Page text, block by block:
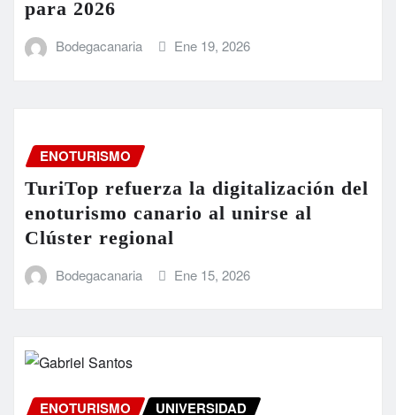
para 2026
Bodegacanaria Ene 19, 2026
ENOTURISMO
TuriTop refuerza la digitalización del
enoturismo canario al unirse al
Clúster regional
Bodegacanaria Ene 15, 2026
ENOTURISMO UNIVERSIDAD